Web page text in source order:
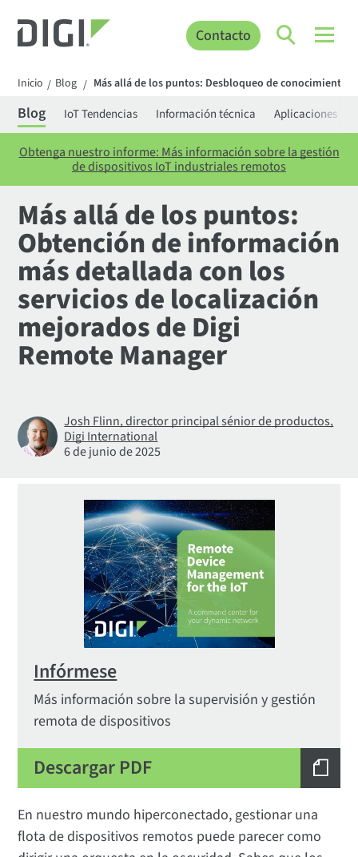
Contacto
Inicio / Blog / Más allá de los puntos: Desbloqueo de
Blog IoT Tendencias Información técnica Aplicaciones
Obtenga nuestro informe: Más información sobre la gestión
de dispositivos IoT industriales remotos
Más allá de los puntos:
Obtención de información
más detallada con los
servicios de localización
mejorados de Digi
Remote Manager
Josh Flinn, director principal sénior de productos,
Digi International
6 de junio de 2025
Infórmese
Más información sobre la supervisión y gestión
remota de dispositivos
Descargar PDF
En nuestro mundo hiperconectado, gestionar una
flota de dispositivos remotos puede parecer como